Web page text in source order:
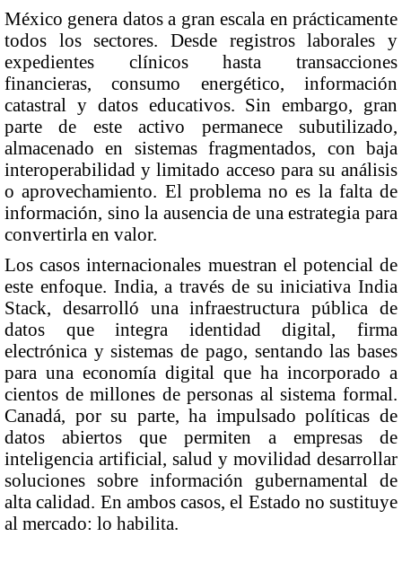
México genera datos a gran escala en prácticamente
todos los sectores. Desde registros laborales y
expedientes clínicos hasta transacciones
financieras, consumo energético, información
catastral y datos educativos. Sin embargo, gran
parte de este activo permanece subutilizado,
almacenado en sistemas fragmentados, con baja
interoperabilidad y limitado acceso para su análisis
o aprovechamiento. El problema no es la falta de
información, sino la ausencia de una estrategia para
convertirla en valor.
Los casos internacionales muestran el potencial de
este enfoque. India, a través de su iniciativa India
Stack, desarrolló una infraestructura pública de
datos que integra identidad digital, firma
electrónica y sistemas de pago, sentando las bases
para una economía digital que ha incorporado a
cientos de millones de personas al sistema formal.
Canadá, por su parte, ha impulsado políticas de
datos abiertos que permiten a empresas de
inteligencia artificial, salud y movilidad desarrollar
soluciones sobre información gubernamental de
alta calidad. En ambos casos, el Estado no sustituye
al mercado: lo habilita.